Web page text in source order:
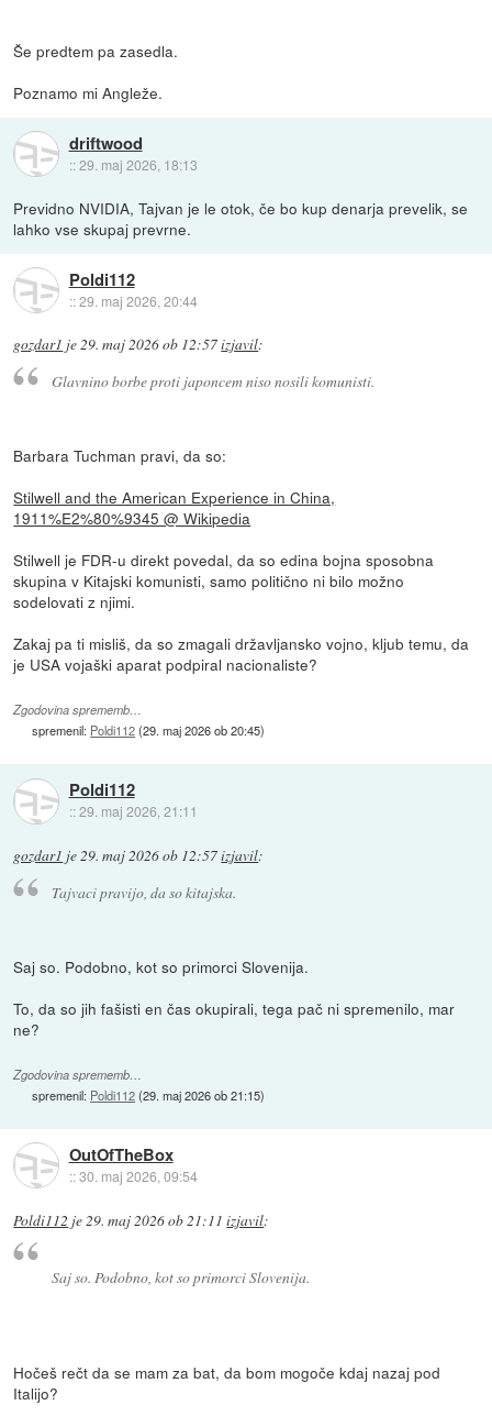
Še predtem pa zasedla.
Poznamo mi Angleže.
driftwood
::29. maj 2026, 18:13
Previdno NVIDIA, Tajvan je le otok, če bo kup denarja prevelik, se
lahko vse skupaj prevrne.
Poldi112
::29. maj 2026, 20:44
gozdar1 je29. maj 2026 ob 12:57izjavil:
Glavnino borbe proti japoncem niso nosili komunisti.
Barbara Tuchman pravi, da so:
Stilwell and the American Experience in China,
1911%E2%80%9345 @ Wikipedia
Stilwell je FDR-u direkt povedal, da so edina bojna sposobna
skupina v Kitajski komunisti, samo politično ni bilo možno
sodelovati z njimi.
Zakaj pa ti misliš, da so zmagali državljansko vojno, kljub temu, da
je USA vojaški aparat podpiral nacionaliste?
Zgodovina sprememb…
spremenil: Poldi112(29. maj 2026 ob 20:45)
Poldi112
::29. maj 2026, 21:11
gozdar1 je29. maj 2026 ob 12:57izjavil:
Tajvaci pravijo, da so kitajska.
Saj so. Podobno, kot so primorci Slovenija.
To, da so jih fašisti en čas okupirali, tega pač ni spremenilo, mar
ne?
Zgodovina sprememb…
spremenil: Poldi112(29. maj 2026 ob 21:15)
OutOfTheBox
::30. maj 2026, 09:54
Poldi112 je 29. maj 2026 ob 21:11 izjavil:
Saj so. Podobno, kot so primorci Slovenija.
Hočeš rečt da se mam za bat, da bom mogoče kdaj nazaj pod
Italijo?